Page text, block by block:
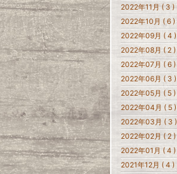
2022年11月 ( 3 )
2022年10月 ( 6 )
2022年09月 ( 4 )
2022年08月 ( 2 )
2022年07月 ( 6 )
2022年06月 ( 3 )
2022年05月 ( 5 )
2022年04月 ( 5 )
2022年03月 ( 3 )
2022年02月 ( 2 )
2022年01月 ( 4 )
2021年12月 ( 4 )